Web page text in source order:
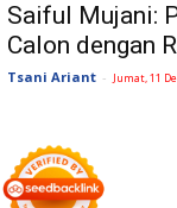
Saiful Mujani:
Calon dengan
Tsani Ariant - Jumat, 11